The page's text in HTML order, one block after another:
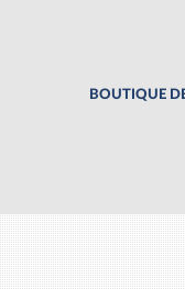
BOUTIQUE